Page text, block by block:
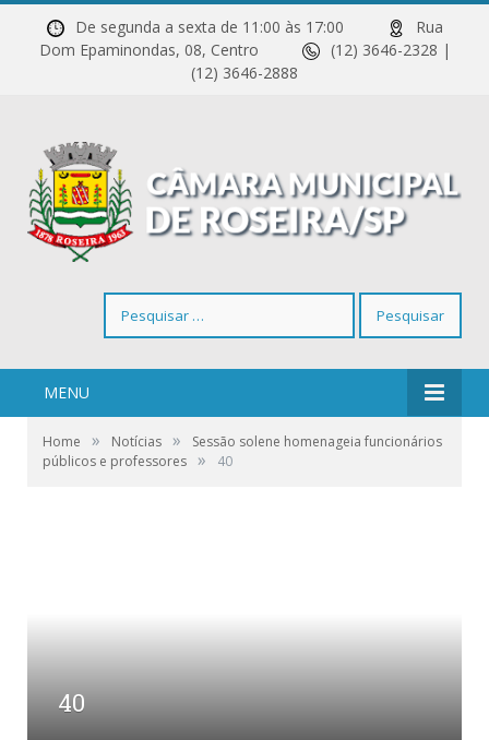
De segunda a sexta de 11:00 às 17:00
Rua
Dom Epaminondas, 08, Centro
(12) 3646-2328 |
(12) 3646-2888
por:
MENU
Home » Notícias »
Sessão solene homenageia funcionários
públicos e professores » 40
40